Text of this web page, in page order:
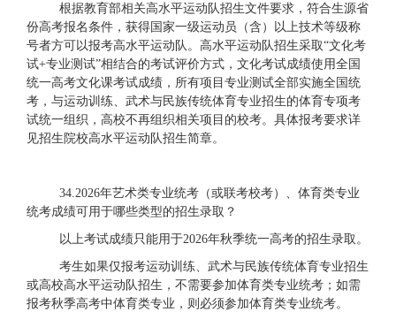
根据教育部相关高水平运动队招生文件要求，符合生源省
份高考报名条件，获得国家一级运动员（含）以上技术等级称
号者方可以报考高水平运动队。高水平运动队招生采取“文化考
试+专业测试”相结合的考试评价方式，文化考试成绩使用全国
统一高考文化课考试成绩，所有项目专业测试全部实施全国统
考，与运动训练、武术与民族传统体育专业招生的体育专项考
试统一组织，高校不再组织相关项目的校考。具体报考要求详
见招生院校高水平运动队招生简章。
34.2026年艺术类专业统考（或联考校考）、体育类专业
统考成绩可用于哪些类型的招生录取？
以上考试成绩只能用于2026年秋季统一高考的招生录取。
考生如果仅报考运动训练、武术与民族传统体育专业招生
或高校高水平运动队招生，不需要参加体育类专业统考；如需
报考秋季高考中体育类专业，则必须参加体育类专业统考。